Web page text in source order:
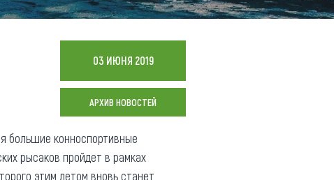
Коттеджи, базы
Сельские усадьбы
Мотели, придорожные отели
Коллекция впечатлений
Блог путешественника
03 ИЮНЯ 2019
АРХИВ НОВОСТЕЙ
большие конноспортивные
рысаков пройдет в рамках
этим летом вновь станет